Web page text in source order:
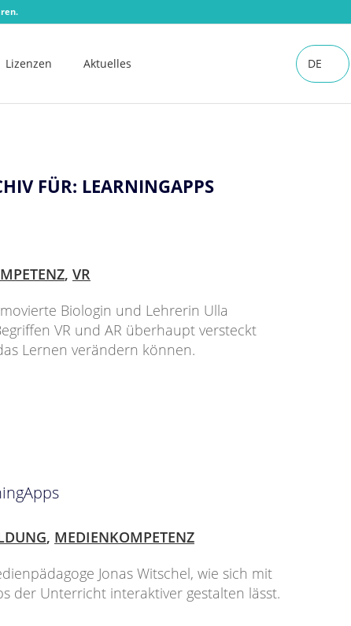
Lizenzen Aktuelles DE
FÜR: LEARNINGAPPS
, VR
Biologin und Lehrerin Ulla
VR und AR überhaupt versteckt
Lernen verändern können.
, MEDIENKOMPETENZ
Jonas Witschel, wie sich mit
der Unterricht interaktiver gestalten lässt.